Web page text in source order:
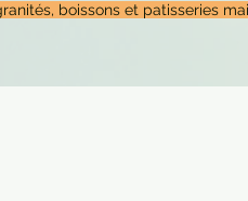
boissons et patisseries